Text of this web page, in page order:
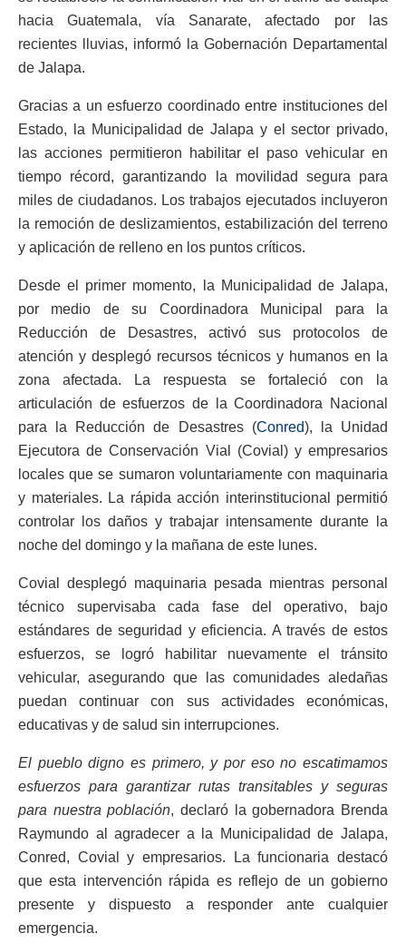
hacia Guatemala, vía Sanarate, afectado por las
recientes lluvias, informó la Gobernación Departamental
de Jalapa.
Gracias a un esfuerzo coordinado entre instituciones del
Estado, la Municipalidad de Jalapa y el sector privado,
las acciones permitieron habilitar el paso vehicular en
tiempo récord, garantizando la movilidad segura para
miles de ciudadanos. Los trabajos ejecutados incluyeron
la remoción de deslizamientos, estabilización del terreno
y aplicación de relleno en los puntos críticos.
Desde el primer momento, la Municipalidad de Jalapa,
por medio de su Coordinadora Municipal para la
Reducción de Desastres, activó sus protocolos de
atención y desplegó recursos técnicos y humanos en la
zona afectada. La respuesta se fortaleció con la
articulación de esfuerzos de la Coordinadora Nacional
para la Reducción de Desastres (Conred), la Unidad
Ejecutora de Conservación Vial (Covial) y empresarios
locales que se sumaron voluntariamente con maquinaria
y materiales. La rápida acción interinstitucional permitió
controlar los daños y trabajar intensamente durante la
noche del domingo y la mañana de este lunes.
Covial desplegó maquinaria pesada mientras personal
técnico supervisaba cada fase del operativo, bajo
estándares de seguridad y eficiencia. A través de estos
esfuerzos, se logró habilitar nuevamente el tránsito
vehicular, asegurando que las comunidades aledañas
puedan continuar con sus actividades económicas,
educativas y de salud sin interrupciones.
El pueblo digno es primero, y por eso no escatimamos
esfuerzos para garantizar rutas transitables y seguras
para nuestra población, declaró la gobernadora Brenda
Raymundo al agradecer a la Municipalidad de Jalapa,
Conred, Covial y empresarios. La funcionaria destacó
que esta intervención rápida es reflejo de un gobierno
presente y dispuesto a responder ante cualquier
emergencia.